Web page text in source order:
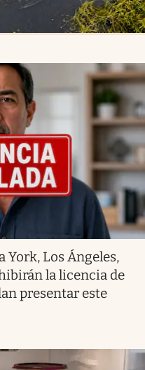
York, Los Ángeles,
la licencia de
presentar este